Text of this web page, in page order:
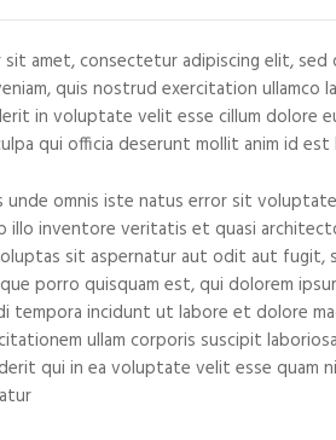
sit amet, consectetur adipiscing elit,
quis nostrud exercitation
in voluptate velit esse cillum dolore
qui officia deserunt mollit anim id est
omnis iste natus error sit
illo inventore veritatis et quasi
sit aspernatur aut odit aut fugit,
porro quisquam est, qui dolorem
tempora incidunt ut labore et dolore
ullam corporis suscipit
qui in ea voluptate velit esse quam